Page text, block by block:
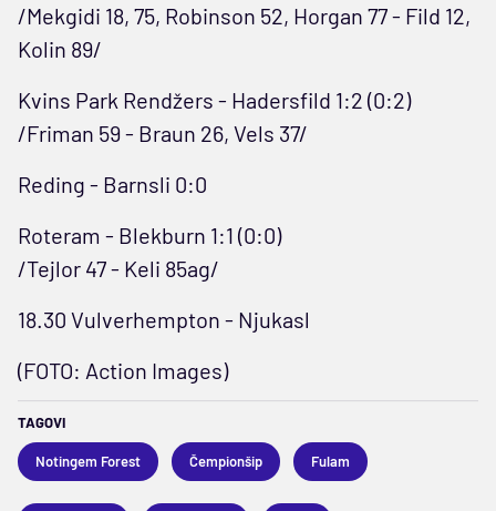
/Mekgidi 18, 75, Robinson 52, Horgan 77 - Fild 12,
Kolin 89/
Kvins Park Rendžers - Hadersfild 1:2 (0:2)
/Friman 59 - Braun 26, Vels 37/
Reding - Barnsli 0:0
Roteram - Blekburn 1:1 (0:0)
/Tejlor 47 - Keli 85ag/
18.30 Vulverhempton - Njukasl
(FOTO: Action Images)
TAGOVI
Notingem Forest Čempionšip Fulam